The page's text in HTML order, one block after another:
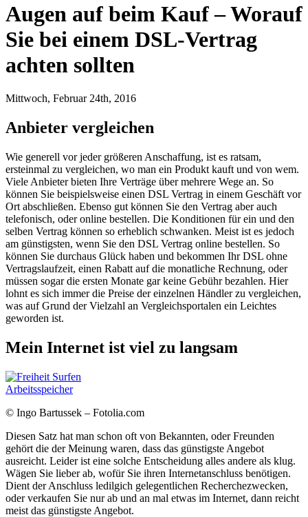
Augen auf beim Kauf – Worauf
Sie bei einem DSL-Vertrag
achten sollten
Mittwoch, Februar 24th, 2016
Anbieter vergleichen
Wie generell vor jeder größeren Anschaffung, ist es ratsam,
ersteinmal zu vergleichen, wo man ein Produkt kauft und von wem.
Viele Anbieter bieten Ihre Verträge über mehrere Wege an. So
können Sie beispielsweise einen DSL Vertrag in einem Geschäft vor
Ort abschließen. Ebenso gut können Sie den Vertrag aber auch
telefonisch, oder online bestellen. Die Konditionen für ein und den
selben Vertrag können so erheblich schwanken. Meist ist es jedoch
am günstigsten, wenn Sie den DSL Vertrag online bestellen. So
können Sie durchaus Glück haben und bekommen Ihr DSL ohne
Vertragslaufzeit, einen Rabatt auf die monatliche Rechnung, oder
müssen sogar die ersten Monate gar keine Gebühr bezahlen. Hier
lohnt es sich immer die Preise der einzelnen Händler zu vergleichen,
was auf Grund der Vielzahl an Vergleichsportalen ein Leichtes
geworden ist.
Mein Internet ist viel zu langsam
© Ingo Bartussek – Fotolia.com
Diesen Satz hat man schon oft von Bekannten, oder Freunden
gehört die der Meinung waren, dass das günstigste Angebot
ausreicht. Leider ist eine solche Entscheidung alles andere als klug.
Wägen Sie lieber ab, wofür Sie ihren Internetanschluss benötigen.
Dient der Anschluss ledilgich gelegentlichen Recherchezwecken,
oder verkaufen Sie nur ab und an mal etwas im Internet, dann reicht
meist das günstigste Angebot.